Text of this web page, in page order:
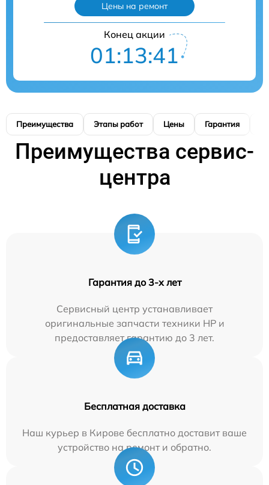
Цены на ремонт
Конец акции
01:13:40
Преимущества Этапы работ Цены Гарантия
Преимущества сервис-
центра
Гарантия до 3-х лет
Сервисный центр устанавливает
оригинальные запчасти техники HP и
предоставляет гарантию до 3 лет.
Бесплатная доставка
Наш курьер в Кирове бесплатно доставит ваше
устройство на ремонт и обратно.